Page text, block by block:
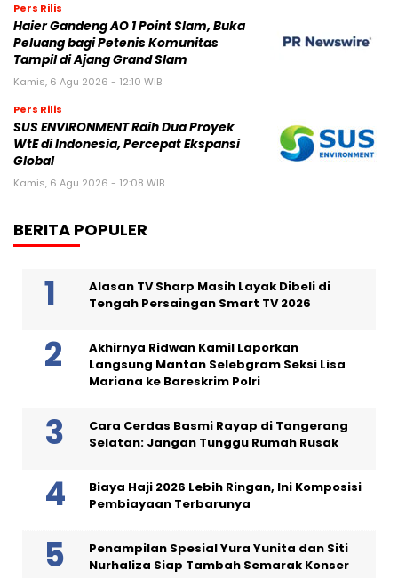
Pers Rilis
Haier Gandeng AO 1 Point Slam, Buka
Peluang bagi Petenis Komunitas
Tampil di Ajang Grand Slam
Kamis, 6 Agu 2026 - 12:10 WIB
Pers Rilis
SUS ENVIRONMENT Raih Dua Proyek
WtE di Indonesia, Percepat Ekspansi
Global
Kamis, 6 Agu 2026 - 12:08 WIB
BERITA POPULER
Alasan TV Sharp Masih Layak Dibeli di
Tengah Persaingan Smart TV 2026
Akhirnya Ridwan Kamil Laporkan
Langsung Mantan Selebgram Seksi Lisa
Mariana ke Bareskrim Polri
Cara Cerdas Basmi Rayap di Tangerang
Selatan: Jangan Tunggu Rumah Rusak
Biaya Haji 2026 Lebih Ringan, Ini Komposisi
Pembiayaan Terbarunya
Penampilan Spesial Yura Yunita dan Siti
Nurhaliza Siap Tambah Semarak Konser